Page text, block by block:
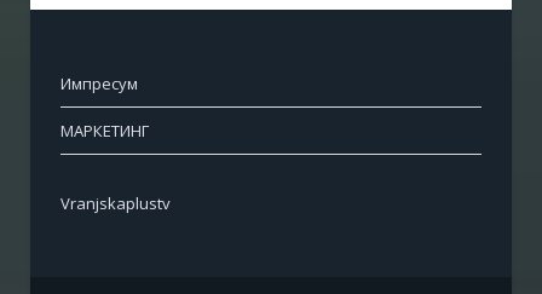
Импресум
МАРКЕТИНГ
Vranjskaplustv